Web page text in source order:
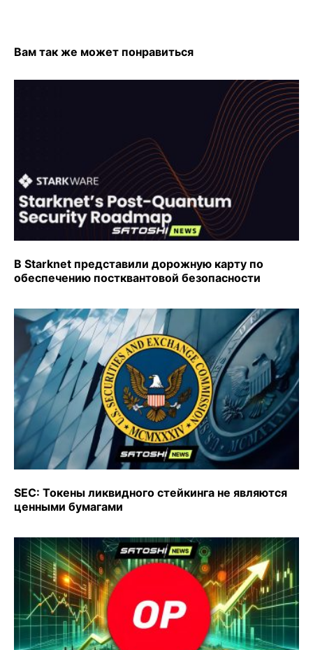
Вам так же может понравиться
В Starknet представили дорожную карту по
обеспечению постквантовой безопасности
SEC: Токены ликвидного стейкинга не являются
ценными бумагами